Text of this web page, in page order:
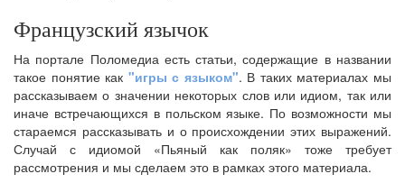
Французский язычок
На портале Поломедиа есть статьи, содержащие в названии
такое понятие как "игры с языком". В таких материалах мы
рассказываем о значении некоторых слов или идиом, так или
иначе встречающихся в польском языке. По возможности мы
стараемся рассказывать и о происхождении этих выражений.
Случай с идиомой «Пьяный как поляк» тоже требует
рассмотрения и мы сделаем это в рамках этого материала.